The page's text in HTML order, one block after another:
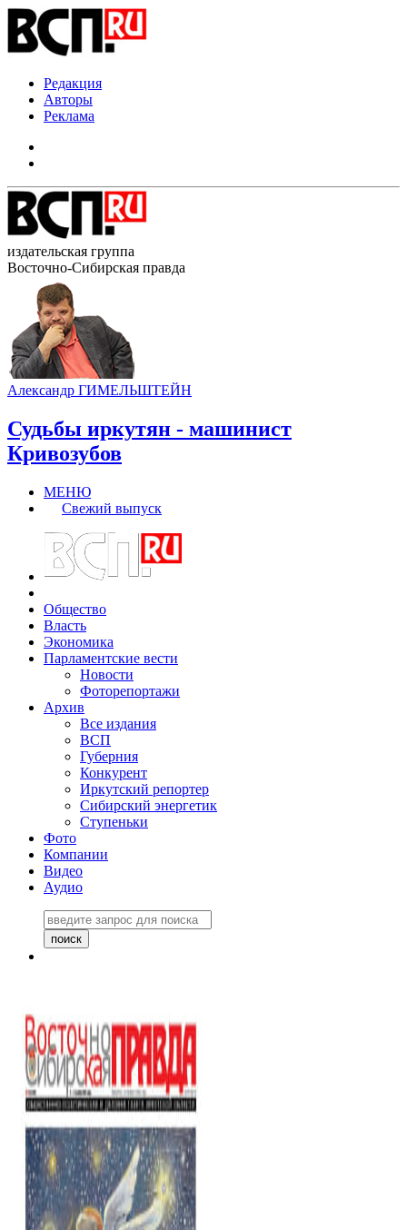
Редакция
Авторы
Реклама
издательская группа
Восточно-Сибирская правда
Александр ГИМЕЛЬШТЕЙН
Судьбы иркутян - машинист
Кривозубов
МЕНЮ
Свежий выпуск
Общество
Власть
Экономика
Парламентские вести
Новости
Фоторепортажи
Архив
Все издания
ВСП
Губерния
Конкурент
Иркутский репортер
Сибирский энергетик
Ступеньки
Фото
Компании
Видео
Аудио